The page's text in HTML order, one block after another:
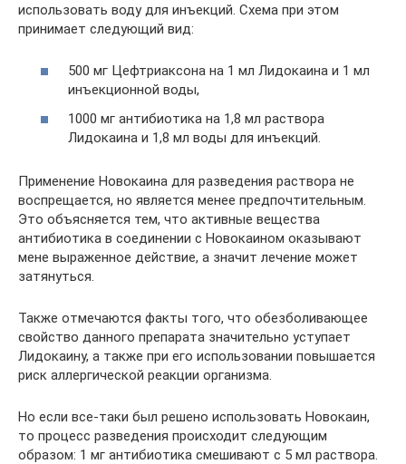
использовать воду для инъекций. Схема при этом
принимает следующий вид:
500 мг Цефтриаксона на 1 мл Лидокаина и 1 мл
инъекционной воды,
1000 мг антибиотика на 1,8 мл раствора
Лидокаина и 1,8 мл воды для инъекций.
Применение Новокаина для разведения раствора не
воспрещается, но является менее предпочтительным.
Это объясняется тем, что активные вещества
антибиотика в соединении с Новокаином оказывают
мене выраженное действие, а значит лечение может
затянуться.
Также отмечаются факты того, что обезболивающее
свойство данного препарата значительно уступает
Лидокаину, а также при его использовании повышается
риск аллергической реакции организма.
Но если все-таки был решено использовать Новокаин,
то процесс разведения происходит следующим
образом: 1 мг антибиотика смешивают с 5 мл раствора.